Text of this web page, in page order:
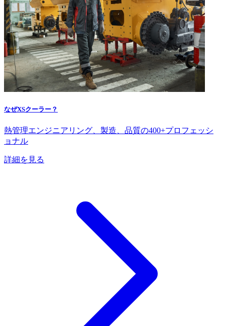
なぜXSクーラー？
熱管理エンジニアリング、製造、品質の400+プロフェッシ
ョナル
詳細を見る